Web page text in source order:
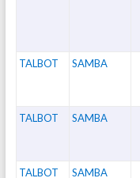
TALBOT SAMBA
TALBOT SAMBA
TALBOT SAMBA